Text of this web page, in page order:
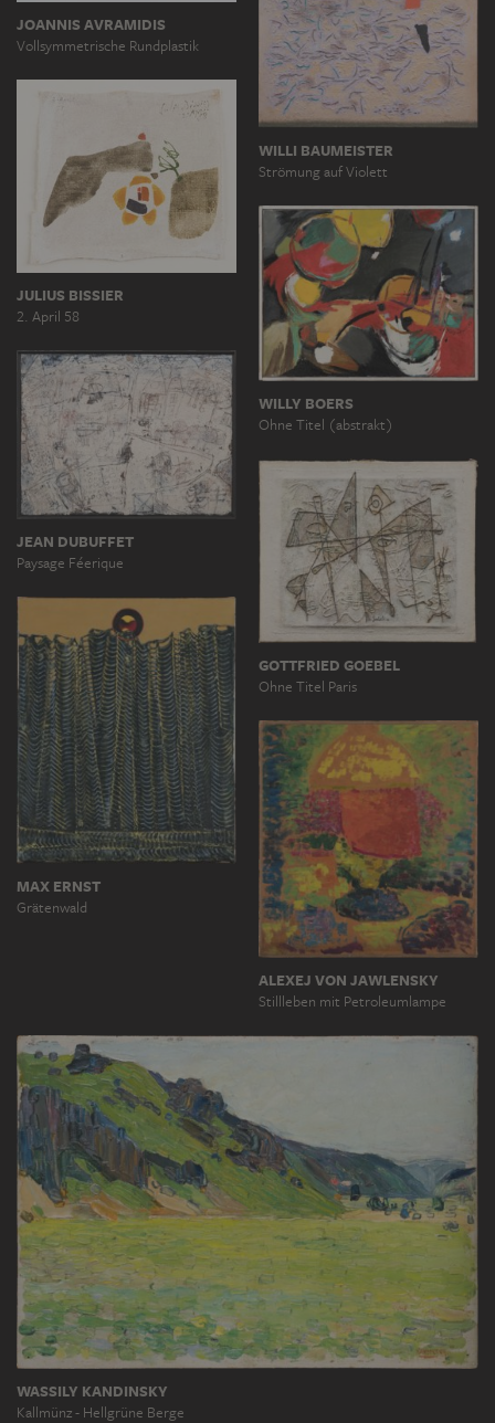
JOANNIS AVRAMIDIS
Vollsymmetrische Rundplastik
WILLI BAUMEISTER
Strömung auf Violett
JULIUS BISSIER
2. April 58
WILLY BOERS
Ohne Titel (abstrakt)
JEAN DUBUFFET
Paysage Féerique
GOTTFRIED GOEBEL
Ohne Titel Paris
MAX ERNST
Grätenwald
ALEXEJ VON JAWLENSKY
Stillleben mit Petroleumlampe
WASSILY KANDINSKY
Kallmünz - Hellgrüne Berge